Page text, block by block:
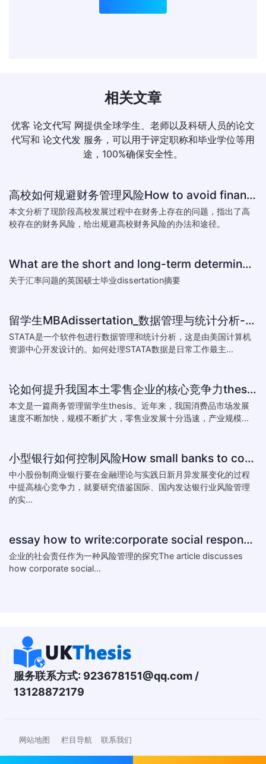
相关文章
优客 论文代写 网提供全球学生、老师以及科研人员的论文
代写和 论文代发 服务，可以用于评定职称和毕业学位等用
途，100%确保安全性。
高校如何规避财务管理风险How to avoid financial risk management colleges
本文分析了现阶段高校发展过程中在财务上存在的问题，指出了高
校存在的财务风险，给出规避高校财务风险的办法和途径。
What are the short and long-term determinants of exchange ra
关于汇率问题的英国硕士毕业dissertation摘要
留学生MBAdissertation_数据管理与统计分析-如何处理STATA数据_How to deal with data with ST
STATA是一个软件包进行数据管理和统计分析，这是由美国计算机
资源中心开发设计的。如何处理STATA数据是日常工作最主...
论如何提升我国本土零售企业的核心竞争力thesis:The theory of how to improve the core competitiveness of domestic retail e
本文是一篇商务管理留学生thesis。近年来，我国消费品市场发展
速度不断加快，规模不断扩大，零售业发展十分迅速，产业规模...
小型银行如何控制风险How small banks to control risk
中小股份制商业银行要在金融理论与实践日新月异发展变化的过程
中提高核心竞争力，就要研究借鉴国际、国内发达银行业风险管理
的实...
essay how to write:corporate social responsibility practice
企业的社会责任作为一种风险管理的探究The article discusses
how corporate social...
服务联系方式: 923678151@qq.com /
13128872179
网站地图 栏目导航 联系我们